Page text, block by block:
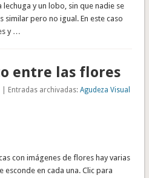
y un lobo, sin que nadie se
similar pero no igual. En este caso
y …
entre las flores
| Entradas archivadas:Agudeza Visual
con imágenes de flores hay varias
esconde en cada una. Clic para